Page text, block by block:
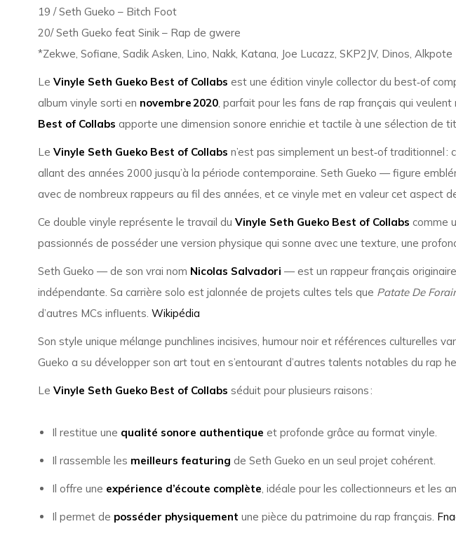
19 / Seth Gueko – Bitch Foot
20/ Seth Gueko feat Sinik – Rap de gwere
*Zekwe, Sofiane, Sadik Asken, Lino, Nakk, Katana, Joe Lucazz, SKP2JV, Dinos, Alkpote
Le Vinyle Seth Gueko Best of Collabs est une édition vinyle collector du best‑of
album vinyle sorti en novembre 2020, parfait pour les fans de rap français qui
Best of Collabs apporte une dimension sonore enrichie et tactile à une sélection de
Le Vinyle Seth Gueko Best of Collabs n’est pas simplement un best‑of traditionnel :
allant des années 2000 jusqu’à la période contemporaine. Seth Gueko — figure
avec de nombreux rappeurs au fil des années, et ce vinyle met en valeur cet aspect
Ce double vinyle représente le travail du Vinyle Seth Gueko Best of Collabs comme
passionnés de posséder une version physique qui sonne avec une texture, une
Seth Gueko — de son vrai nom Nicolas Salvadori — est un rappeur français originaire
indépendante. Sa carrière solo est jalonnée de projets cultes tels que Patate De
d’autres MCs influents. Wikipédia
Son style unique mélange punchlines incisives, humour noir et références culturelles
Gueko a su développer son art tout en s’entourant d’autres talents notables du rap
Le Vinyle Seth Gueko Best of Collabs séduit pour plusieurs raisons :
Il restitue une qualité sonore authentique et profonde grâce au format vinyle.
Il rassemble les meilleurs featuring de Seth Gueko en un seul projet cohérent.
Il offre une expérience d’écoute complète, idéale pour les collectionneurs et les
Il permet de posséder physiquement une pièce du patrimoine du rap français.